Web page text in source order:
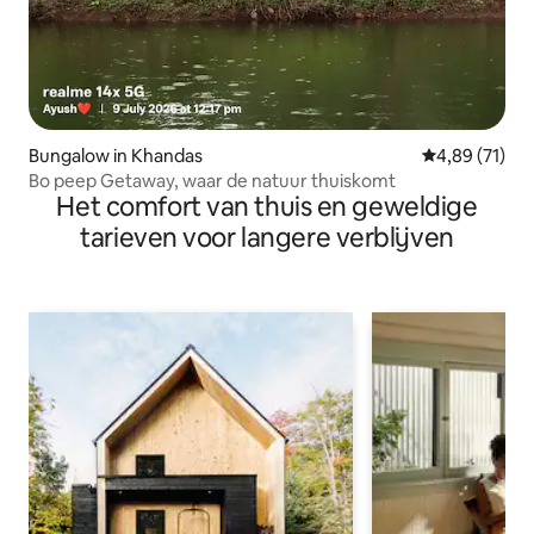
Bungalow in Khandas Gemiddelde
4,89 (71)
Bo peep Getaway, waar de natuur thuiskomt
Het comfort van thuis en geweldige
tarieven voor langere verblijven